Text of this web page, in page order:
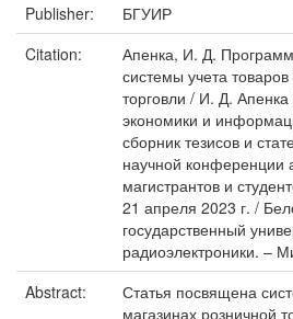
Publisher:
БГУИР
Citation:
Апенка, И. Д.
системы учета
торговли / И. Д.
экономики и
сборник тезисов и
научной конференции
магистрантов и
21 апреля 2023 г. /
государственный
радиоэлектроники. –
Abstract:
Статья посвящена
магазинах розничной